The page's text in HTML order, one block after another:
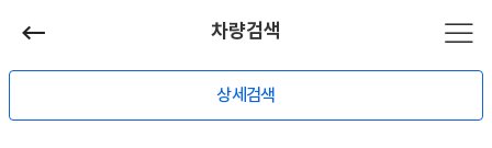
상세검색
차량검색